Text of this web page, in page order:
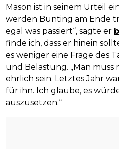
Mason ist in seinem Urteil
werden Bunting am Ende
egal was passiert“, sagte er
finde ich, dass er hinein
es weniger eine Frage des
und Belastung. „Man muss
ehrlich sein. Letztes Jahr
für ihn. Ich glaube, es
auszusetzen.“